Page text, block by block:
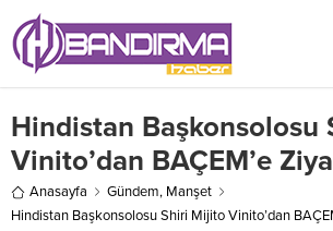
Hindistan Başkonsolosu
Vinito’dan BAÇEM’e
Anasayfa Gündem, Manşet
Hindistan Başkonsolosu Shiri Mijito Vinito’dan